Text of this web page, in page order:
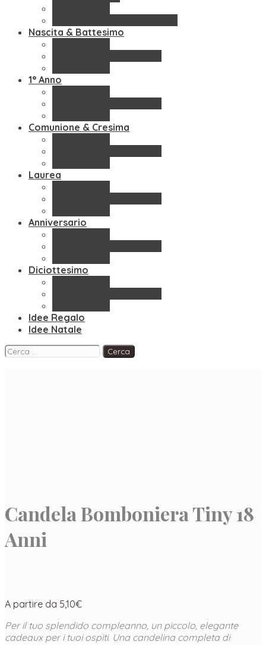
Nascita & Battesimo
1° Anno
Comunione & Cresima
Laurea
Anniversario
Diciottesimo
Idee Regalo
Idee Natale
Facebook
Instagram
Pinterest
Ricerca
Candela Bomboniera Tiny 18
Anni
A partire da 5,10€
Per il tuo splendido compleanno, un piccolo, elegante
cadeaux per i tuoi ospiti. Una candelina completa di